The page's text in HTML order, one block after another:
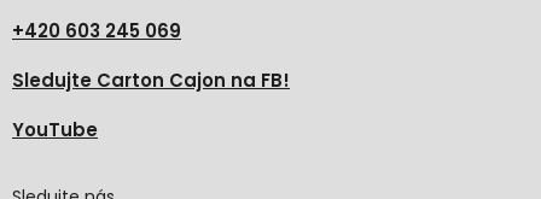
+420 603 245 069
Sledujte Carton Cajon na FB!
YouTube